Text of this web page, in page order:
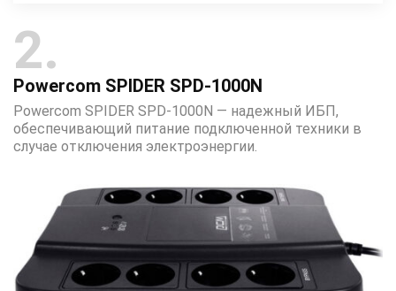
2
Powercom SPIDER SPD-1000N
Powercom SPIDER SPD-1000N — надежный ИБП,
обеспечивающий питание подключенной техники в
случае отключения электроэнергии.